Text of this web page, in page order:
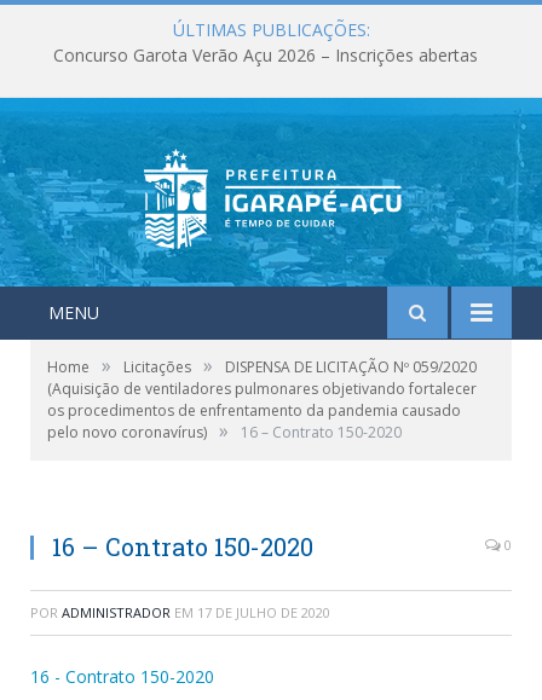
ÚLTIMAS PUBLICAÇÕES:
Concurso Garota Verão Açu 2026 – Inscrições abertas
MENU
Home » Licitações »
DISPENSA DE LICITAÇÃO Nº 059/2020
(Aquisição de ventiladores pulmonares objetivando fortalecer
os procedimentos de enfrentamento da pandemia causado
pelo novo coronavírus) » 16 – Contrato 150-2020
16 – Contrato 150-2020 0
POR ADMINISTRADOR EM 17 DE JULHO DE 2020
16 - Contrato 150-2020